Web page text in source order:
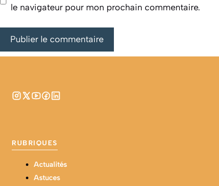
le navigateur pour mon prochain commentaire.
RUBRIQUES
Actualités
Astuces